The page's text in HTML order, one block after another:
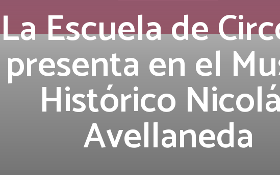
La Escuela de
presenta en el
Histórico
Avellaneda